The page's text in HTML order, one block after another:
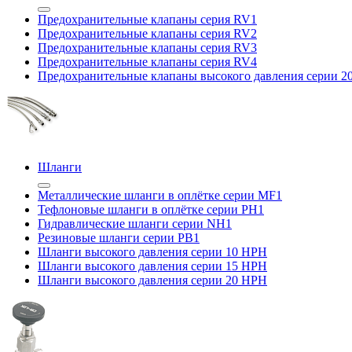
Предохранительные клапаны серия RV1
Предохранительные клапаны серия RV2
Предохранительные клапаны серия RV3
Предохранительные клапаны серия RV4
Предохранительные клапаны высокого давления серии
Шланги
Металлические шланги в оплётке серии MF1
Тефлоновые шланги в оплётке серии PH1
Гидравлические шланги серии NH1
Резиновые шланги серии PB1
Шланги высокого давления серии 10 HPH
Шланги высокого давления серии 15 HPH
Шланги высокого давления серии 20 HPH